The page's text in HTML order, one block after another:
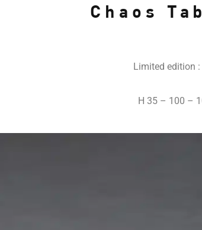
Chaos
Limited edition :
H 35 – 100 –